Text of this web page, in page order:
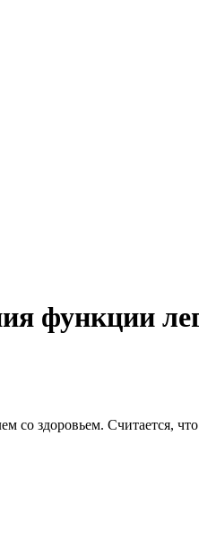
функции
со здоровьем. Считается,